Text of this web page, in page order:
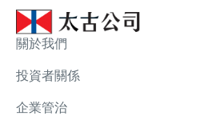
關於我們
投資者關係
企業管治